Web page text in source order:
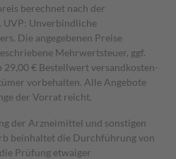
berechnet nach der
Unverbindliche
Die angegebenen Preise
Mehrwertsteuer, ggf.
29,00 € Bestell­wert versand­kosten­
vorbehalten. Alle Angebote
der Vorrat reicht.
der Arzneimittel und sonstigen
beinhaltet die Durchführung von
Prüfung etwaiger